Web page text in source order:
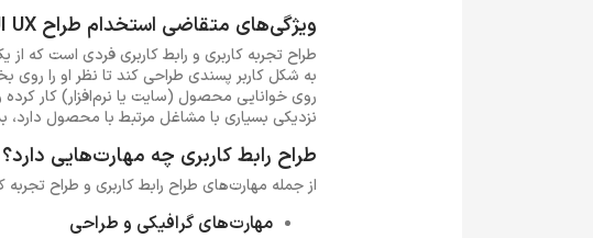
ویژگی‌های متقاضی استخدام طراح UI UX چیست؟
طراح تجربه کاربری و رابط کاربری فردی است که
نزدیکی بسیاری با مشاغل مرتبط با محصول
طراح رابط کاربری چه مهارت‌هایی دارد؟
از جمله مهارت‌های طراح رابط کاربری و طراح تجربه
مهارت‌های گرافیکی و طراحی